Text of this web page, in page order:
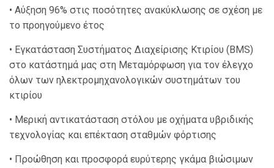
• Αύξηση 96% στις ποσότητες ανακύκλωσης σε σχέση με
το προηγούμενο έτος
• Εγκατάσταση Συστήματος Διαχείρισης Κτιρίου (BMS)
στο κατάστημά μας στη Μεταμόρφωση για τον έλεγχο
όλων των ηλεκτρομηχανολογικών συστημάτων του
κτιρίου
• Μερική αντικατάσταση στόλου με οχήματα υβριδικής
τεχνολογίας και επέκταση σταθμών φόρτισης
• Προώθηση και προσφορά ευρύτερης γκάμα βιώσιμων